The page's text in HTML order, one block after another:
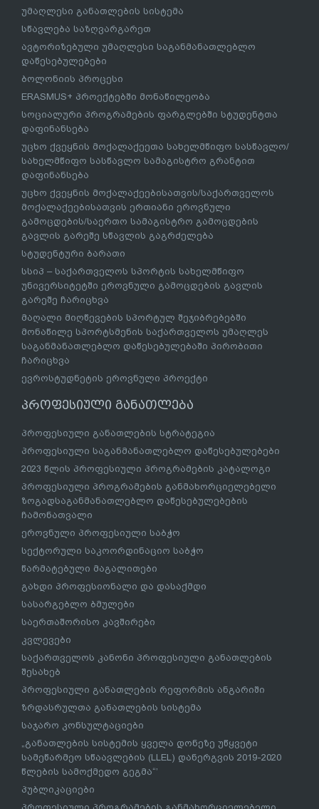
უმაღლესი განათლების სისტემა
სწავლება საზღვარგარეთ
ავტორიზებული უმაღლესი საგანმანათლებლო
დაწესებულებები
ბოლონიის პროცესი
ERASMUS+ პროექტებში მონაწილეობა
სოციალური პროგრამების ფარგლებში სტუდენტთა
დაფინანსება
უცხო ქვეყნის მოქალაქეეთა სახელმწიფო სასწავლო/
სახელმწიფო სასწავლო სამაგისტრო გრანტით
დაფინანსება
უცხო ქვეყნის მოქალაქეებისათვის/საქართველოს
მოქალაქეებისათვის ერთიანი ეროვნული
გამოცდების/საერთო სამაგისტრო გამოცდების
გავლის გარეშე სწავლის გაგრძელება
სტუდენტური ბარათი
სსიპ – საქართველოს სპორტის სახელმწიფო
უნივერსიტეტში ეროვნული გამოცდების გავლის
გარეშე ჩარიცხვა
მაღალი მიღწევების სპორტულ შეჯიბრებებში
მონაწილე სპორტსმენის საქართველოს უმაღლეს
საგანმანათლებლო დაწესებულებაში პირობითი
ჩარიცხვა
ევროსტუდნეტის ეროვნული პროექტი
პროფესიული განათლება
პროფესიული განათლების სტრატეგია
პროფესიული საგანმანათლებლო დაწესებულებები
2023 წლის პროფესიული პროგრამების კატალოგი
პროფესიული პროგრამების განმახორციელებელი
ზოგადსაგანმანათლებლო დაწესებულებების
ჩამონათვალი
ეროვნული პროფესიული საბჭო
სექტორული საკოორდინაციო საბჭო
წარმატებული მაგალითები
გახდი პროფესიონალი და დასაქმდი
სასარგებლო ბმულები
საერთაშორისო კავშირები
კვლევები
საქართველოს კანონი პროფესიული განათლების
შესახებ
პროფესიული განათლების რეფორმის ანგარიში
ზრდასრულთა განათლების სისტემა
საჯარო კონსულტაციები
„განათლების სისტემის ყველა დონეზე უწყვეტი
სამეწარმეო სწაავლების (LLEL) დანერგვის 2019-2020
წლების სამოქმედო გეგმა“’
პუბლიკაციები